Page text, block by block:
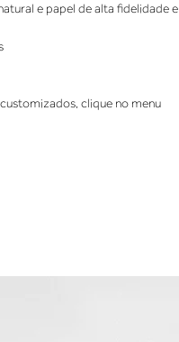
e papel de alta fidelidade e
clique no menu